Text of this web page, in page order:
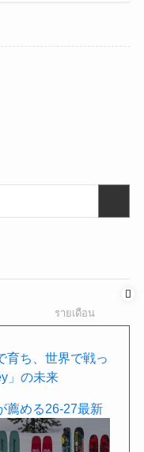
รายเดือน
育ち、世界で戦っ
」の未来
薦める26-27最新